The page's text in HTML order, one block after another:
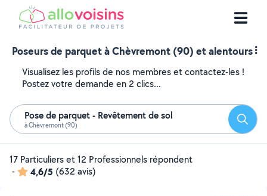
Poseurs de parquet à Chèvremont (90) et alentours
Visualisez les profils de nos membres et contactez-les !
Postez votre demande en 2 clics...
Pose de parquet - Revêtement de sol
à Chèvremont (90)
17 Particuliers et 12 Professionnels répondent
-
4,6/5 (632 avis)